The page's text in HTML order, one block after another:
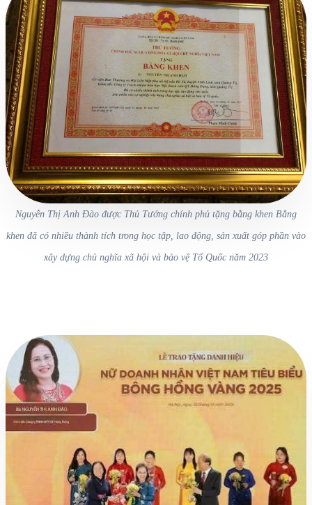
Nguyễn Thị Anh Đào được Thủ Tướng chính phủ tặng bằng khen Bằng
khen đã có nhiều thành tích trong học tập, lao động, sản xuất góp phần vào
xây dựng chủ nghĩa xã hội và bảo vệ Tổ Quốc năm 2023